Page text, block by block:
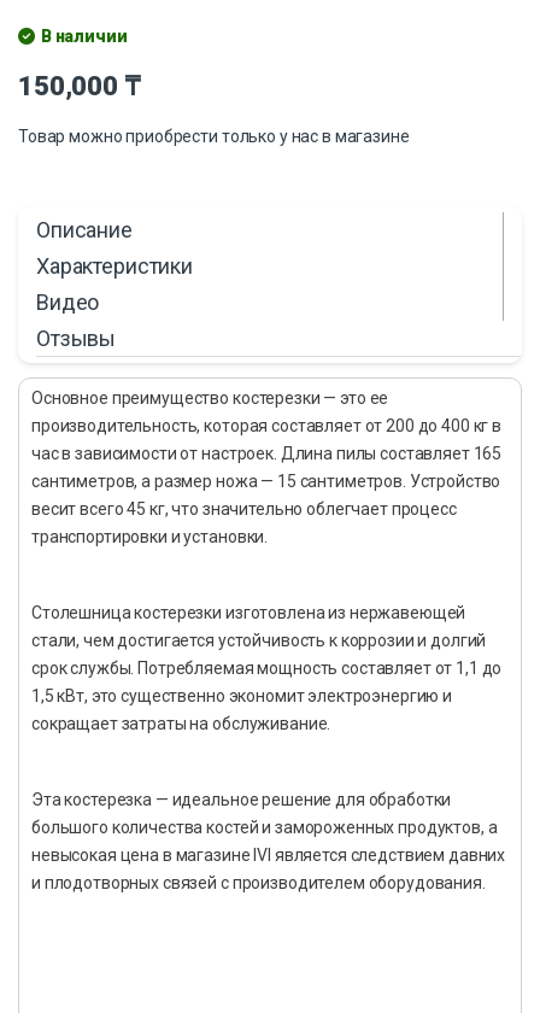
В наличии
150,000 ₸
Товар можно приобрести только у нас в магазине
Описание
Характеристики
Видео
Отзывы
Основное преимущество костерезки — это ее
производительность, которая составляет от 200 до 400 кг в
час в зависимости от настроек. Длина пилы составляет 165
сантиметров, а размер ножа — 15 сантиметров. Устройство
весит всего 45 кг, что значительно облегчает процесс
транспортировки и установки.
Столешница костерезки изготовлена из нержавеющей
стали, чем достигается устойчивость к коррозии и долгий
срок службы. Потребляемая мощность составляет от 1,1 до
1,5 кВт, это существенно экономит электроэнергию и
сокращает затраты на обслуживание.
Эта костерезка — идеальное решение для обработки
большого количества костей и замороженных продуктов, а
невысокая цена в магазине IVI является следствием давних
и плодотворных связей с производителем оборудования.